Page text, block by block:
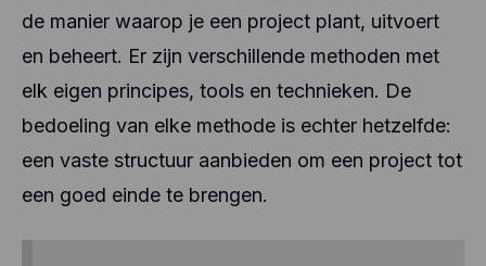
de manier waarop je een project plant, uitvoert
en beheert. Er zijn verschillende methoden met
elk eigen principes, tools en technieken. De
bedoeling van elke methode is echter hetzelfde:
een vaste structuur aanbieden om een project tot
een goed einde te brengen.